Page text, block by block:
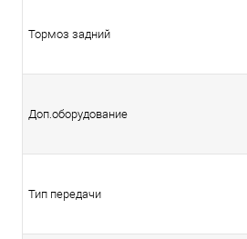
Тормоз задний
Доп.оборудование
Тип передачи